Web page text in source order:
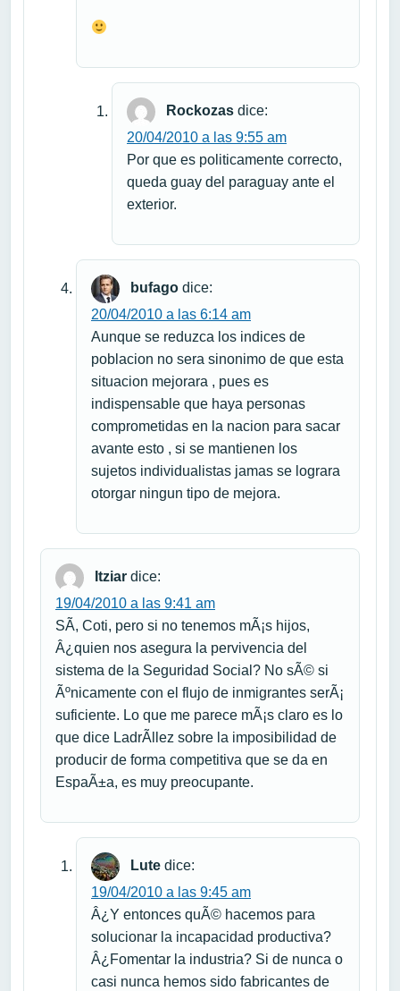
Rockozas dice:
20/04/2010 a las 9:55 am
Por que es politicamente correcto,
queda guay del paraguay ante el
exterior.
bufago dice:
20/04/2010 a las 6:14 am
Aunque se reduzca los indices de
poblacion no sera sinonimo de que esta
situacion mejorara , pues es
indispensable que haya personas
comprometidas en la nacion para sacar
avante esto , si se mantienen los
sujetos individualistas jamas se lograra
otorgar ningun tipo de mejora.
Itziar dice:
19/04/2010 a las 9:41 am
SÃ­, Coti, pero si no tenemos mÃ¡s hijos,
Â¿quien nos asegura la pervivencia del
sistema de la Seguridad Social? No sÃ© si
Ãºnicamente con el flujo de inmigrantes serÃ¡
suficiente. Lo que me parece mÃ¡s claro es lo
que dice LadrÃ­llez sobre la imposibilidad de
producir de forma competitiva que se da en
EspaÃ±a, es muy preocupante.
Lute dice:
19/04/2010 a las 9:45 am
Â¿Y entonces quÃ© hacemos para
solucionar la incapacidad productiva?
Â¿Fomentar la industria? Si de nunca o
casi nunca hemos sido fabricantes de